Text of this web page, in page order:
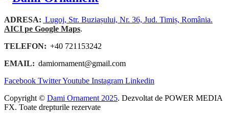
ADRESA: Lugoj, Str. Buziașului, Nr. 36, Jud. Timiș, România.
AICI pe Google Maps.
TELEFON: +40 721153242
EMAIL: damiornament@gmail.com
Facebook TwitterYoutube Instagram Linkedin
Copyright © Dami Ornament 2025. Dezvoltat de POWER MEDIA
FX. Toate drepturile rezervate